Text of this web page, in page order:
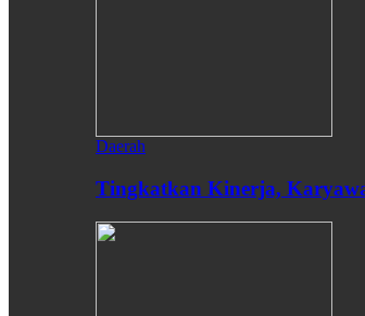
Daerah
Tingkatkan Kinerja,